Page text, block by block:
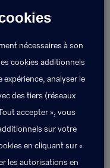
les
risque.
limite de vente
nécessaires à son
cookies additionnels
analyser le
des tiers (réseaux
accepter », vous
sur votre
en cliquant sur «
les autorisations en